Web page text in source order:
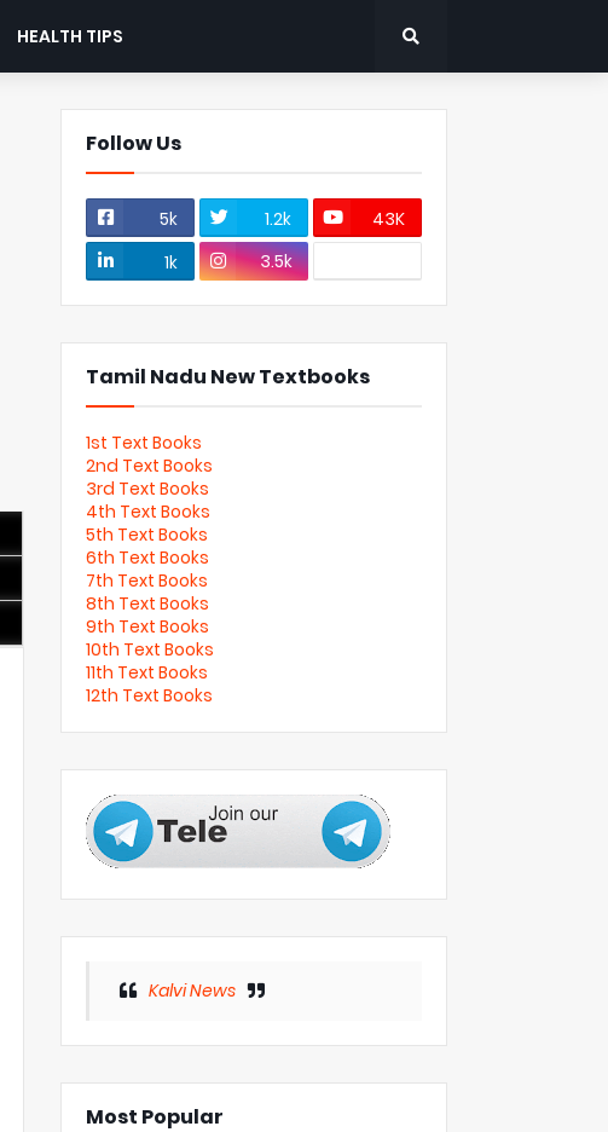
HEALTH TIPS
Follow Us
5k 1.2k
43K
1k
3.5k
Tamil Nadu New Textbooks
1st Text Books
2nd Text Books
3rd Text Books
4th Text Books
5th Text Books
6th Text Books
7th Text Books
8th Text Books
9th Text Books
10th Text Books
11th Text Books
12th Text Books
Kalvi News
Most Popular